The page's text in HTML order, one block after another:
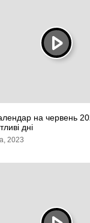
на червень
дні
2023